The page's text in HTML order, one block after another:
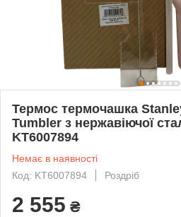
Термос термочашка
Tumbler з нержавіючої
KT6007894
Немає в наявності
Код: KT6007894
Роздріб
2 555 ₴